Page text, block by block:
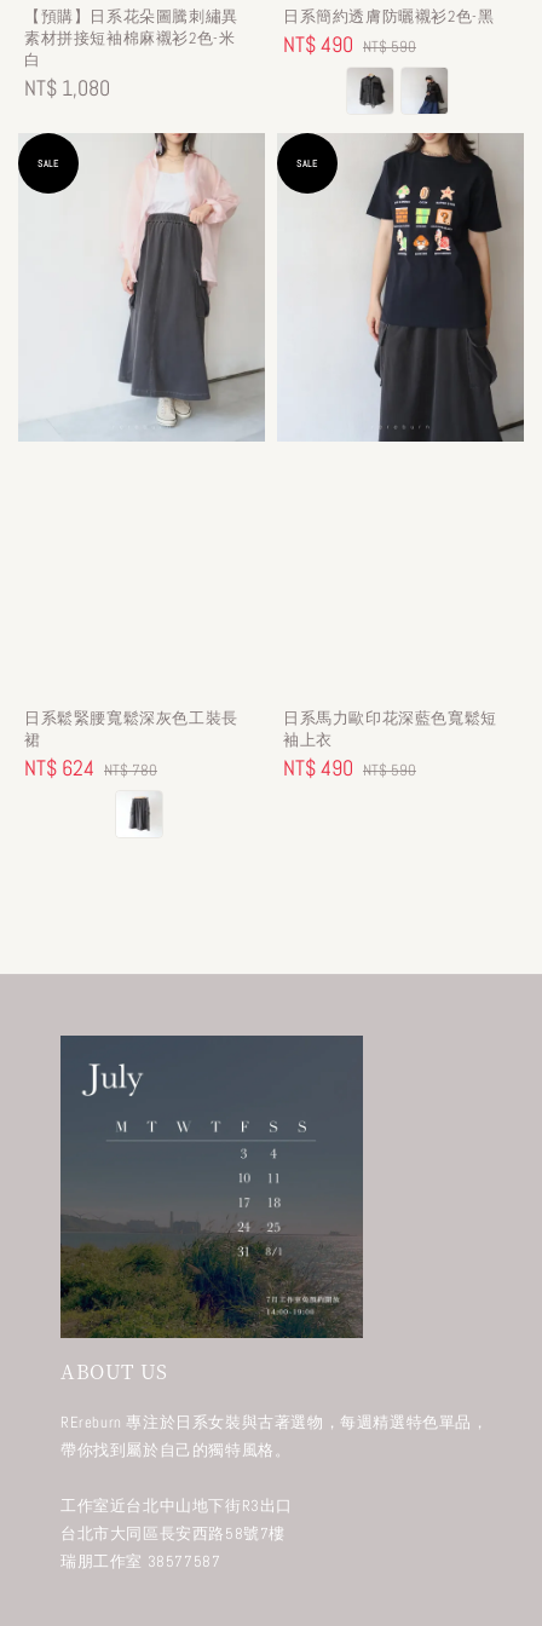
【預購】日系花朵圖騰刺繡異
素材拼接短袖棉麻襯衫2色-米
白
Regular
NT$ 1,080
日系簡約透膚防曬襯衫2色-黑
Sale
NT$ 490 Regular
price
NT$ 590
SALE
日系鬆緊腰寬鬆深灰色工裝長
裙
Sale
NT$ 624 Regular
price
NT$ 780
SALE
日系馬力歐印花深藍色寬鬆短
袖上衣
Sale
NT$ 490 Regular
NT$ 590
ABOUT US
REreburn 專注於日系女裝與古著選物，每週精選特色單品，
帶你找到屬於自己的獨特風格。
工作室近台北中山地下街R3出口
台北市大同區長安西路58號7樓
瑞朋工作室 38577587